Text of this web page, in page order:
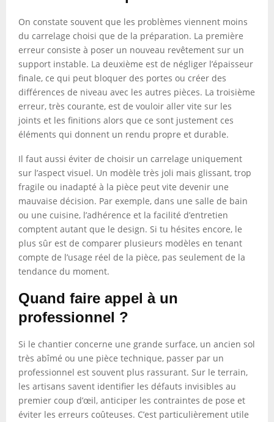
On constate souvent que les problèmes viennent moins
du carrelage choisi que de la préparation. La première
erreur consiste à poser un nouveau revêtement sur un
support instable. La deuxième est de négliger l’épaisseur
finale, ce qui peut bloquer des portes ou créer des
différences de niveau avec les autres pièces. La troisième
erreur, très courante, est de vouloir aller vite sur les
joints et les finitions alors que ce sont justement ces
éléments qui donnent un rendu propre et durable.
Il faut aussi éviter de choisir un carrelage uniquement
sur l’aspect visuel. Un modèle très joli mais glissant, trop
fragile ou inadapté à la pièce peut vite devenir une
mauvaise décision. Par exemple, dans une salle de bain
ou une cuisine, l’adhérence et la facilité d’entretien
comptent autant que le design. Si tu hésites encore, le
plus sûr est de comparer plusieurs modèles en tenant
compte de l’usage réel de la pièce, pas seulement de la
tendance du moment.
Quand faire appel à un
professionnel ?
Si le chantier concerne une grande surface, un ancien sol
très abîmé ou une pièce technique, passer par un
professionnel est souvent plus rassurant. Sur le terrain,
les artisans savent identifier les défauts invisibles au
premier coup d’œil, anticiper les contraintes de pose et
éviter les erreurs coûteuses. C’est particulièrement utile